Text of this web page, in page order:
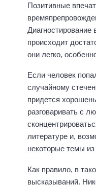
Позитивные
происходит
они легко,
Если человек
случайному
придется
разговаривать с
литературе и,
некоторые темы из
Как правило, в
высказываний.